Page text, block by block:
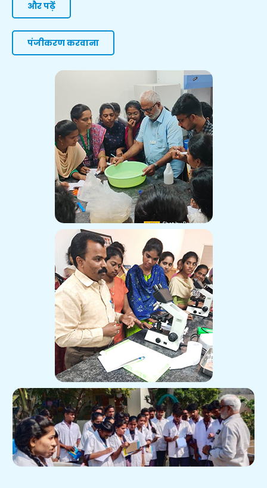
और पढ़ें
पंजीकरण करवाना